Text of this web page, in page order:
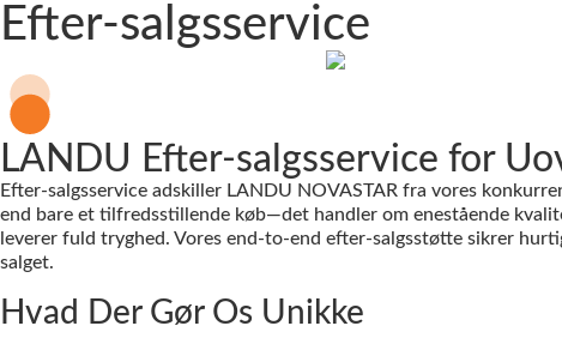
Efter-salgsservice
LANDU Efter-salgsservice for
Efter-salgsservice adskiller LANDU NOVASTAR fra vores
end bare et tilfredsstillende køb—det handler om enestående
leverer fuld tryghed. Vores end-to-end efter-salgsstøtte sikrer
salget.
Hvad Der Gør Os Unikke